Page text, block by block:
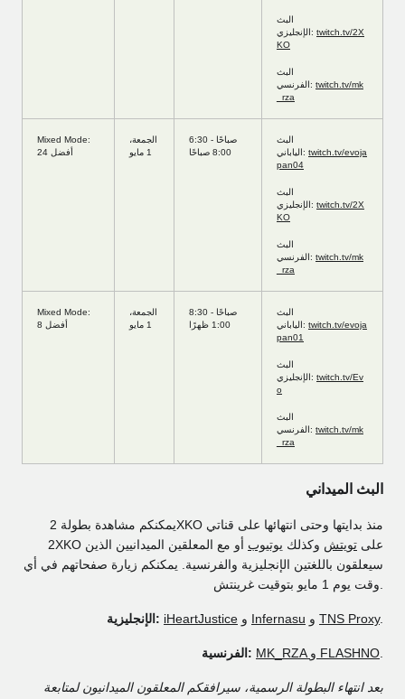
البث
الإنجليزي: twitch.tv/2X
KO
البث
الفرنسي: twitch.tv/mk
_rza
Mixed Mode:
أفضل 24
الجمعة،
1 مايو
6:30 صباحًا -
8:00 صباحًا
البث
الياباني: twitch.tv/evoja
pan04
البث
الإنجليزي: twitch.tv/2X
KO
البث
الفرنسي: twitch.tv/mk
_rza
Mixed Mode:
أفضل 8
الجمعة،
1 مايو
8:30 صباحًا -
1:00 ظهرًا
البث
الياباني: twitch.tv/evoja
pan01
البث
الإنجليزي: twitch.tv/Ev
o
البث
الفرنسي: twitch.tv/mk
_rza
البث الميداني
يمكنكم مشاهدة بطولة 2XKO منذ بدايتها وحتى انتهائها على قناتي
2XKO على تويتش وكذلك يوتيوب أو مع المعلقين الميدانيين الذين
سيعلقون باللغتين الإنجليزية والفرنسية. يمكنكم زيارة صفحاتهم في أي
الإنجليزية: iHeartJustice Infernasu TNS Proxy.
الفرنسية: MK_RZA و FLASHNO
بعد انتهاء البطولة الرسمية، سيرافقكم المعلقون الميدانيون لمتابعة